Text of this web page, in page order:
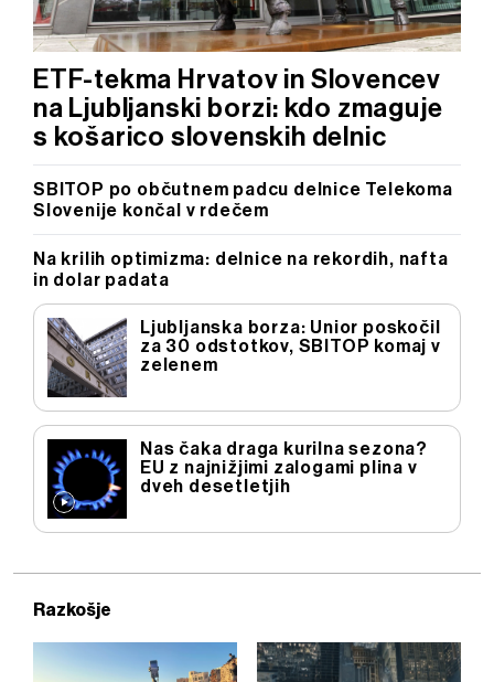
ETF-tekma Hrvatov in Slovencev
na Ljubljanski borzi: kdo zmaguje
s košarico slovenskih delnic
SBITOP po občutnem padcu delnice Telekoma
Slovenije končal v rdečem
Na krilih optimizma: delnice na rekordih, nafta
in dolar padata
Ljubljanska borza: Unior poskočil
za 30 odstotkov, SBITOP komaj v
zelenem
Nas čaka draga kurilna sezona?
EU z najnižjimi zalogami plina v
dveh desetletjih
Razkošje